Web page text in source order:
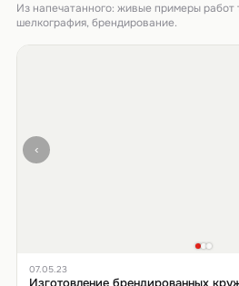
Из напечатанного: живые примеры
шелкография, брендирование.
‹
07.05.23